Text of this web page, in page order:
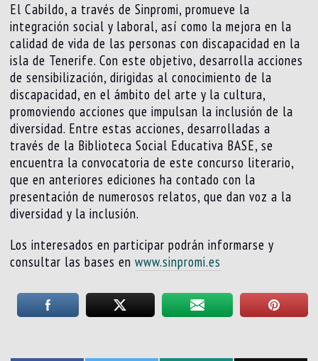
El Cabildo, a través de Sinpromi, promueve la
integración social y laboral, así como la mejora en la
calidad de vida de las personas con discapacidad en la
isla de Tenerife. Con este objetivo, desarrolla acciones
de sensibilización, dirigidas al conocimiento de la
discapacidad, en el ámbito del arte y la cultura,
promoviendo acciones que impulsan la inclusión de la
diversidad. Entre estas acciones, desarrolladas a
través de la Biblioteca Social Educativa BASE, se
encuentra la convocatoria de este concurso literario,
que en anteriores ediciones ha contado con la
presentación de numerosos relatos, que dan voz a la
diversidad y la inclusión.
Los interesados en participar podrán informarse y
consultar las bases enwww.sinpromi.es